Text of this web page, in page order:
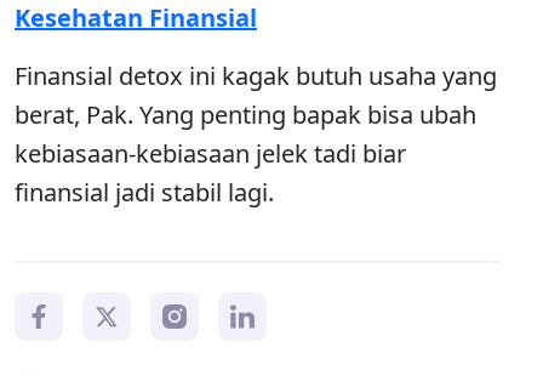
Kesehatan Finansial
Finansial detox ini kagak butuh usaha yang
berat, Pak. Yang penting bapak bisa ubah
kebiasaan-kebiasaan jelek tadi biar
finansial jadi stabil lagi.